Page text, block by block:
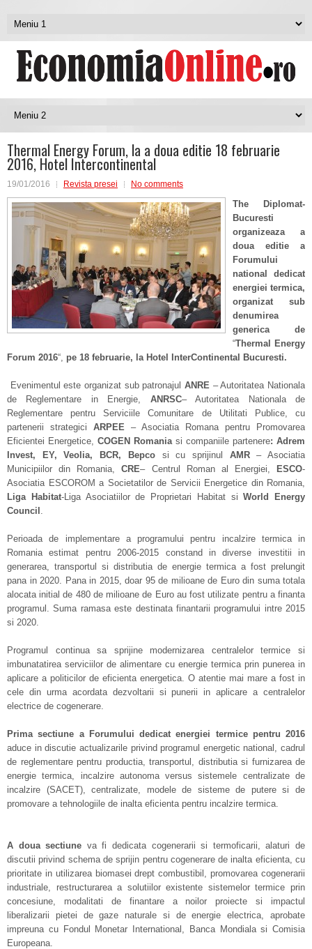
Thermal Energy Forum, la a doua editie 18 februarie
2016, Hotel Intercontinental
19/01/2016 Revista presei No comments
The Diplomat-
Bucuresti
organizeaza a
doua editie a
Forumului
national dedicat
energiei termica,
organizat sub
denumirea
generica de
“Thermal Energy
Forum 2016“, pe 18 februarie, la Hotel InterContinental Bucuresti.
Evenimentul este organizat sub patronajulANRE – Autoritatea Nationala
de Reglementare in Energie, ANRSC– Autoritatea Nationala de
Reglementare pentru Serviciile Comunitare de Utilitati Publice, cu
partenerii strategici ARPEE – Asociatia Romana pentru Promovarea
Eficientei Energetice, COGEN Romaniasi companiile partenere: Adrem
Invest, EY, Veolia, BCR, Bepcosi cu sprijinul AMR– Asociatia
Municipiilor din Romania,CRE– Centrul Roman al Energiei, ESCO-
Asociatia ESCOROM a Societatilor de Servicii Energetice din Romania,
Liga Habitat-Liga Asociatiilor de Proprietari Habitat siWorld Energy
Council .
Perioada de implementare a programului pentru incalzire termica in
Romania estimat pentru 2006-2015 constand in diverse investitii in
generarea, transportul si distributia de energie termica a fost prelungit
pana in 2020. Pana in 2015, doar 95 de milioane de Euro din suma totala
alocata initial de 480 de milioane de Euro au fost utilizate pentru a finanta
programul. Suma ramasa este destinata finantarii programului intre 2015
si 2020.
Programul continua sa sprijine modernizarea centralelor termice si
imbunatatirea serviciilor de alimentare cu energie termica prin punerea in
aplicare a politicilor de eficienta energetica. O atentie mai mare a fost in
cele din urma acordata dezvoltarii si punerii in aplicare a centralelor
electrice de cogenerare.
Prima sectiune a Forumului dedicat energiei termice pentru 2016
aduce in discutie actualizarile privind programul energetic national, cadrul
de reglementare pentru productia, transportul, distributia si furnizarea de
energie termica, incalzire autonoma versus sistemele centralizate de
incalzire (SACET), centralizate, modele de sisteme de putere si de
promovare a tehnologiile de inalta eficienta pentru incalzire termica.
A doua sectiune va fi dedicata cogenerarii si termoficarii, alaturi de
discutii privind schema de sprijin pentru cogenerare de inalta eficienta, cu
prioritate in utilizarea biomasei drept combustibil, promovarea cogenerarii
industriale, restructurarea a solutiilor existente sistemelor termice prin
concesiune, modalitati de finantare a noilor proiecte si impactul
liberalizarii pietei de gaze naturale si de energie electrica, aprobate
impreuna cu Fondul Monetar International, Banca Mondiala si Comisia
Europeana.